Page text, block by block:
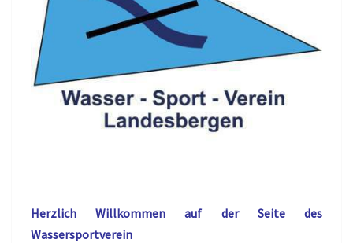
Herzlich Willkommen auf der Seite des
Wassersportverein